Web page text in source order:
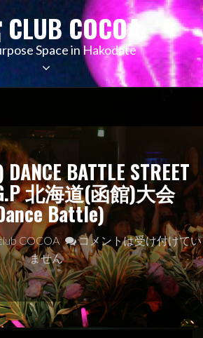
COCOA
Space in Hakodate
BATTLE STREET
北海道(函館)大会
Battle)
COCOA
コメントは受け付けてい
ません